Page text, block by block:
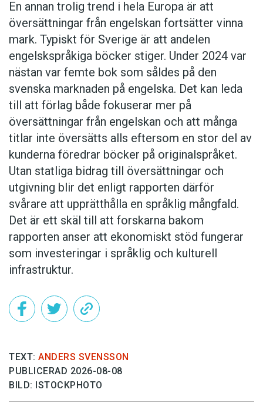
En annan trolig trend i hela Europa är att
översättningar från engelskan fortsätter vinna
mark. Typiskt för Sverige är att andelen
engelskspråkiga böcker stiger. Under 2024 var
nästan var femte bok som såldes på den
svenska marknaden på engelska. Det kan leda
till att förlag både fokuserar mer på
översättningar från engelskan och att många
titlar inte översätts alls eftersom en stor del av
kunderna föredrar böcker på originalspråket.
Utan statliga bidrag till översättningar och
utgivning blir det enligt rapporten därför
svårare att upprätthålla en språklig mångfald.
Det är ett skäl till att forskarna bakom
rapporten anser att ekonomiskt stöd fungerar
som investeringar i språklig och kulturell
infrastruktur.
TEXT: ANDERS SVENSSON
PUBLICERAD 2026-08-08
BILD: ISTOCKPHOTO